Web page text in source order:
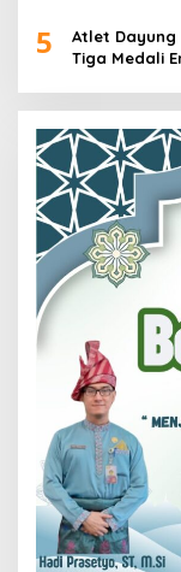
5
Atlet Dayung
Tiga Medali